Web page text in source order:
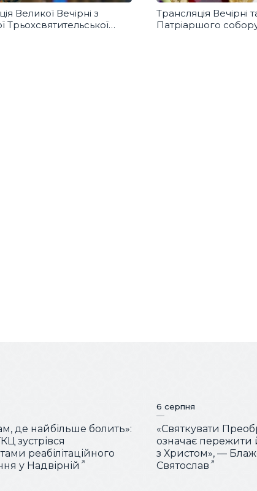
Великої Вечірні з
Трьохсвятительської
Трансляція Вечірні
Патріаршого
де найбільше болить»:
зустрівся
реабілітаційного
у Надвірній
6 серпня
«Святкувати
означає пережити
з Христом», —
Святослав